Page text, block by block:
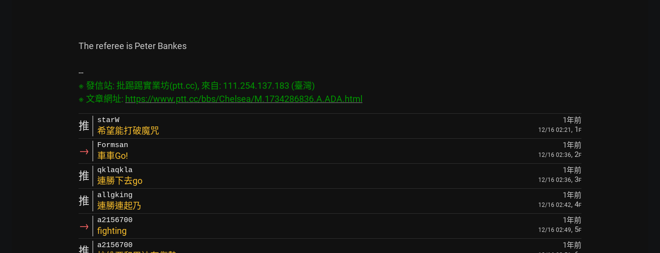
The referee is Peter Bankes
※ 發信站: 批踢踢實業坊(ptt.cc), 來自: 111.254.137.183 (臺灣)
※ 文章網址: https://www.ptt.cc/bbs/Chelsea/M.1734286836.A.ADA.html
推 starW 1年前
希望能打破魔咒 12/16 02:21 , 1 F
→ Formsan 1年前
車車Go! 12/16 02:36, 2F
推 qklaqkla 1年前
連勝下去go 12/16 02:36, 3F
推 allgking 1年前
連勝連起乃 12/16 02:42, 4F
→ a2156700 1年前
fighting 12/16 02:49, 5F
a2156700 1年前